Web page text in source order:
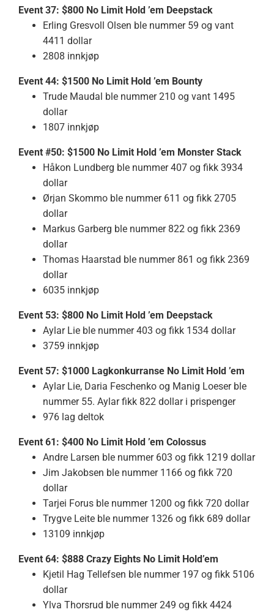
Event 37: $800 No Limit Hold ’em Deepstack
Erling Gresvoll Olsen ble nummer 59 og vant
4411 dollar
2808 innkjøp
Event 44: $1500 No Limit Hold ’em Bounty
Trude Maudal ble nummer 210 og vant 1495
dollar
1807 innkjøp
Event #50: $1500 No Limit Hold ’em Monster Stack
Håkon Lundberg ble nummer 407 og fikk 3934
dollar
Ørjan Skommo ble nummer 611 og fikk 2705
dollar
Markus Garberg ble nummer 822 og fikk 2369
dollar
Thomas Haarstad ble nummer 861 og fikk 2369
dollar
6035 innkjøp
Event 53: $800 No Limit Hold ’em Deepstack
Aylar Lie ble nummer 403 og fikk 1534 dollar
3759 innkjøp
Event 57: $1000 Lagkonkurranse No Limit Hold ’em
Aylar Lie, Daria Feschenko og Manig Loeser ble
nummer 55. Aylar fikk 822 dollar i prispenger
976 lag deltok
Event 61: $400 No Limit Hold ’em Colossus
Andre Larsen ble nummer 603 og fikk 1219 dollar
Jim Jakobsen ble nummer 1166 og fikk 720
dollar
Tarjei Forus ble nummer 1200 og fikk 720 dollar
Trygve Leite ble nummer 1326 og fikk 689 dollar
13109 innkjøp
Event 64: $888 Crazy Eights No Limit Hold’em
Kjetil Hag Tellefsen ble nummer 197 og fikk 5106
dollar
Ylva Thorsrud ble nummer 249 og fikk 4424